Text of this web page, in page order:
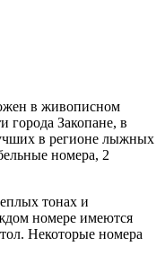
в живописном
города Закопане, в
в регионе лыжных
номера, 2
тонах и
номере имеются
Некоторые номера